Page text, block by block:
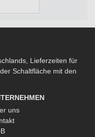
Lieferzeiten für
Schaltfläche mit den
uns